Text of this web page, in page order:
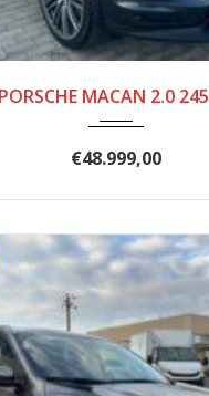
PORSCHE MACAN 2.0
€48.999,00